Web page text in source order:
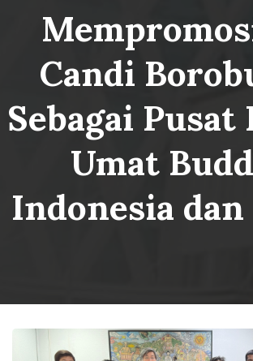
Candi
Sebagai Pusat
Umat
Indonesia